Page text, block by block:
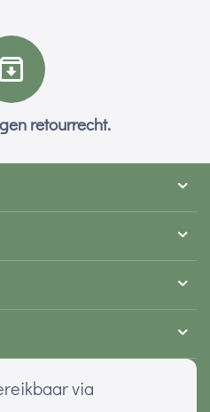
retourrecht.
via